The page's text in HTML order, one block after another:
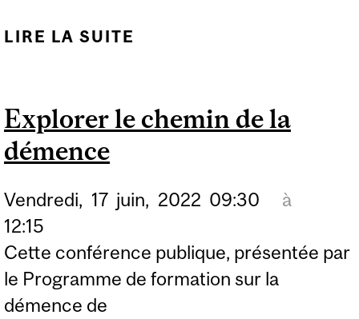
LIRE LA SUITE
Explorer le chemin de la
démence
Vendredi, 17 juin, 2022 09:30
à
12:15
Cette conférence publique, présentée par
le Programme de formation sur la
démence de